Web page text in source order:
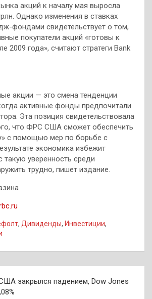
акций к началу мая выросла
Однако изменения в ставках
фондами свидетельствует о том,
покупатели акций «готовы к
2009 года», считают стратеги Bank
акции — это смена тенденции
активные фонды предпочитали
Эта позиция свидетельствовала
что ФРС США сможет обеспечить
с помощью мер по борьбе с
экономика избежит
такую уверенность среди
трудно, пишет издание.
, Дивиденды, Инвестиции,
закрылся падением, Dow Jones